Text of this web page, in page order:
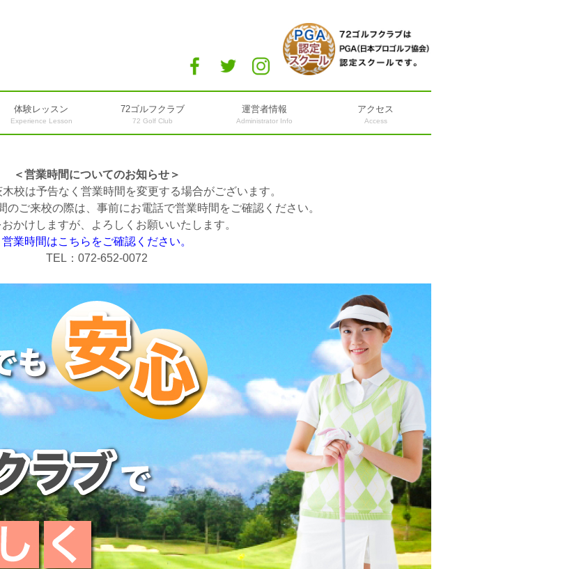
体験レッスン
Experience Lesson
72ゴルフクラブ
72 Golf Club
運営者情報
Administrator Info
アクセス
Access
＜営業時間についてのお知らせ＞
校は予告なく営業時間を変更する場合がございます。
のご来校の際は、事前にお電話で営業時間をご確認ください。
かけしますが、よろしくお願いいたします。
営業時間はこちらをご確認ください。
TEL：072-652-0072